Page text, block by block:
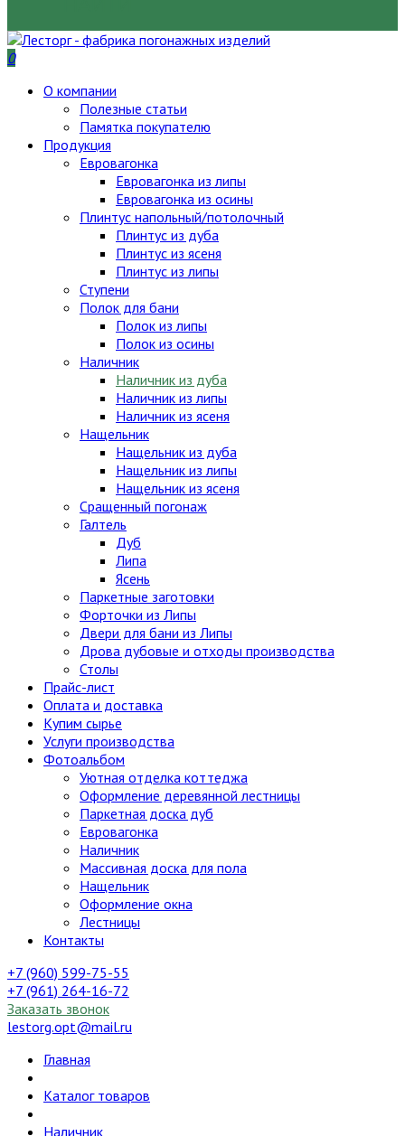
0
О компании
Полезные статьи
Памятка покупателю
Продукция
Евровагонка
Евровагонка из липы
Евровагонка из осины
Плинтус напольный/потолочный
Плинтус из дуба
Плинтус из ясеня
Плинтус из липы
Ступени
Полок для бани
Полок из липы
Полок из осины
Наличник
Наличник из дуба
Наличник из липы
Наличник из ясеня
Нащельник
Нащельник из дуба
Нащельник из липы
Нащельник из ясеня
Сращенный погонаж
Галтель
Дуб
Липа
Ясень
Паркетные заготовки
Форточки из Липы
Двери для бани из Липы
Дрова дубовые и отходы производства
Столы
Прайс-лист
Оплата и доставка
Купим сырье
Услуги производства
Фотоальбом
Уютная отделка коттеджа
Оформление деревянной лестницы
Паркетная доска дуб
Евровагонка
Наличник
Массивная доска для пола
Нащельник
Оформление окна
Лестницы
Контакты
+7 (960) 599-75-55
+7 (961) 264-16-72
Заказать звонок
lestorg.opt@mail.ru
Главная
Каталог товаров
Наличник